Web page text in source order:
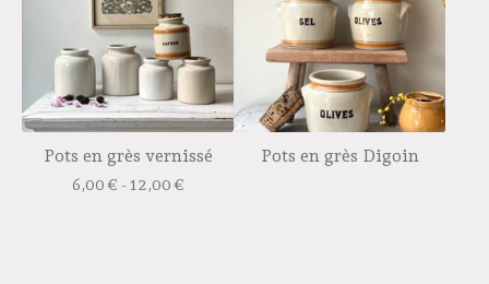
Pots en grès vernissé
6,00€ - 12,00€
Pots en grès Digoin